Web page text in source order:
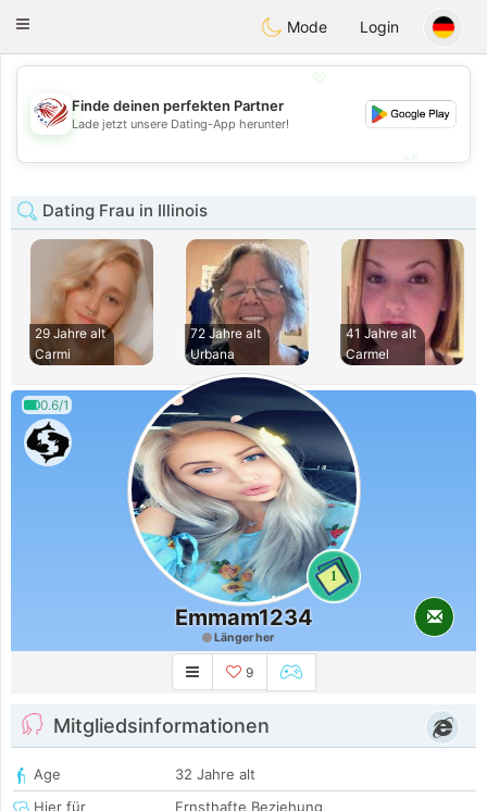
Dating
Toggle
Mode Login
💖
💕
Finde deinen perfekten Partner
Lade jetzt unsere Dating-App herunter!
Dating Frau in Illinois
29 Jahre alt
Carmi
72 Jahre alt
Urbana
41 Jahre alt
Carmel
0.6/1
1
Emmam1234
Länger her
9
Mitgliedsinformationen
Age
32 Jahre alt
Hier für
Ernsthafte Beziehung